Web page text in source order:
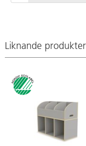
Liknande produkter